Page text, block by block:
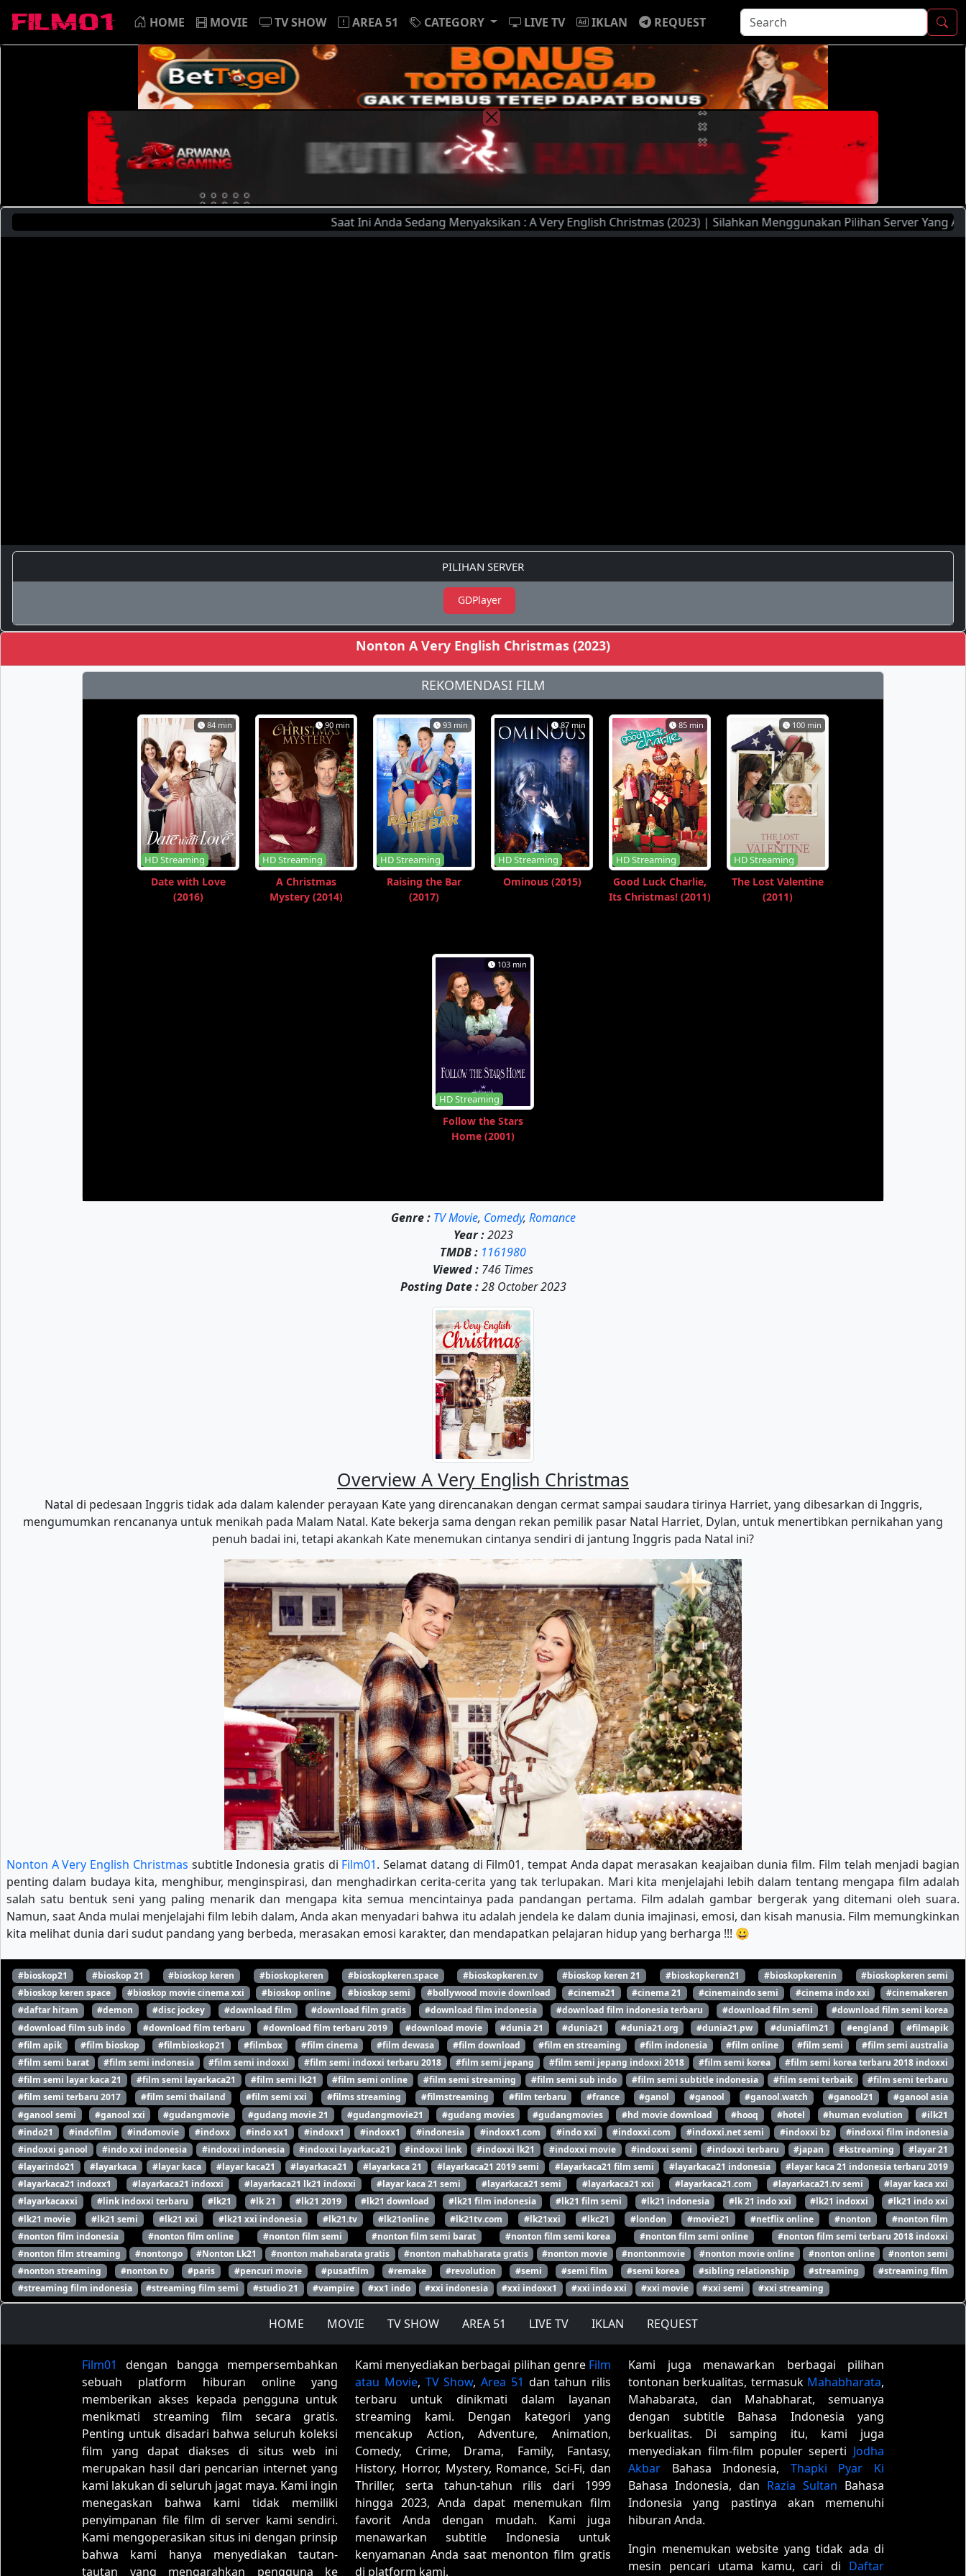
HOME MOVIE TV SHOW AREA 51 CATEGORY LIVE TV IKLAN REQUEST
Saat Ini Anda Sedang Menyaksikan : A Very English Christmas (2023) | Silahkan Menggunakan Pilihan Server Yang Ada (
PILIHAN SERVER
GDPlayer
Nonton A Very English Christmas (2023)
REKOMENDASI FILM
84 min
HD Streaming
Date with Love
(2016)
90 min
HD Streaming
A Christmas
Mystery (2014)
93 min
HD Streaming
Raising the Bar
(2017)
87 min
HD Streaming
Ominous (2015)
85 min
HD Streaming
Good Luck Charlie,
Its Christmas! (2011)
100 min
HD Streaming
The Lost Valentine
(2011)
103 min
HD Streaming
Follow the Stars
Home (2001)
Genre : TV Movie, Comedy, Romance
Year :2023
TMDB : 1161980
Viewed : 746 Times
Posting Date :28 October 2023
Overview A Very English Christmas
Natal di pedesaan Inggris tidak ada dalam kalender perayaan Kate yang direncanakan dengan cermat sampai saudara tirinya Harriet, yang dibesarkan di Inggris,
mengumumkan rencananya untuk menikah pada Malam Natal. Kate bekerja sama dengan rekan pemilik pasar Natal Harriet, Dylan, untuk menertibkan pernikahan yang
penuh badai ini, tetapi akankah Kate menemukan cintanya sendiri di jantung Inggris pada Natal ini?
Nonton A Very English Christmas subtitle Indonesia gratis di Film01. Selamat datang di Film01, tempat Anda dapat merasakan keajaiban dunia film. Film telah menjadi bagian
penting dalam budaya kita, menghibur, menginspirasi, dan menghadirkan cerita-cerita yang tak terlupakan. Mari kita menjelajahi lebih dalam tentang mengapa film adalah
salah satu bentuk seni yang paling menarik dan mengapa kita semua mencintainya pada pandangan pertama. Film adalah gambar bergerak yang ditemani oleh suara.
Namun, saat Anda mulai menjelajahi film lebih dalam, Anda akan menyadari bahwa itu adalah jendela ke dalam dunia imajinasi, emosi, dan kisah manusia. Film memungkinkan
kita melihat dunia dari sudut pandang yang berbeda, merasakan emosi karakter, dan mendapatkan pelajaran hidup yang berharga !!! 😀
#bioskop21 #bioskop 21 #bioskop keren #bioskopkeren #bioskopkeren.space #bioskopkeren.tv #bioskop keren 21 #bioskopkeren21 #bioskopkerenin
#bioskopkeren semi
#bioskop keren space
#bioskop movie cinema xxi #bioskop online #bioskop semi #bollywood movie download #cinema21 #cinema 21 #cinemaindo semi #cinema indo xxi
#cinemakeren
#daftar hitam
#demon #disc jockey #download film #download film gratis #download film indonesia #download film indonesia terbaru #download film semi
#download film semi korea
#download film sub indo
#download film terbaru #download film terbaru 2019 #download movie #dunia 21 #dunia21 #dunia21.org #dunia21.pw #duniafilm21 #england
#filmapik
#film apik
#film bioskop #filmbioskop21 #filmbox #film cinema #film dewasa #film download #film en streaming #film indonesia #film online #film semi
#film semi australia
#film semi barat
#film semi indonesia #film semi indoxxi #film semi indoxxi terbaru 2018 #film semi jepang #film semi jepang indoxxi 2018 #film semi korea
#film semi korea terbaru 2018 indoxxi
#film semi layar kaca 21
#film semi layarkaca21 #film semi lk21 #film semi online #film semi streaming #film semi sub indo #film semi subtitle indonesia #film semi terbaik
#film semi terbaru
#film semi terbaru 2017
#film semi thailand #film semi xxi #films streaming #filmstreaming #film terbaru #france #ganol #ganool #ganool.watch #ganool21
#ganool asia
#ganool semi
#ganool xxi #gudangmovie #gudang movie 21 #gudangmovie21 #gudang movies #gudangmovies #hd movie download #hooq #hotel #human evolution
#ilk21
#indo21
#indofilm #indomovie #indoxx #indo xx1 #indoxx1 #indoxx1 #indonesia #indoxx1.com #indo xxi #indoxxi.com #indoxxi.net semi #indoxxi bz
#indoxxi film indonesia
#indoxxi ganool
#indo xxi indonesia #indoxxi indonesia #indoxxi layarkaca21 #indoxxi link #indoxxi lk21 #indoxxi movie #indoxxi semi #indoxxi terbaru #japan #kstreaming
#layar 21
#layarindo21
#layarkaca #layar kaca #layar kaca21 #layarkaca21 #layarkaca 21 #layarkaca21 2019 semi #layarkaca21 film semi #layarkaca21 indonesia
#layar kaca 21 indonesia terbaru 2019
#layarkaca21 indoxx1
#layarkaca21 indoxxi #layarkaca21 lk21 indoxxi #layar kaca 21 semi #layarkaca21 semi #layarkaca21 xxi #layarkaca21.com #layarkaca21.tv semi
#layar kaca xxi
#layarkacaxxi
#link indoxxi terbaru #lk21 #lk 21 #lk21 2019 #lk21 download #lk21 film indonesia #lk21 film semi #lk21 indonesia #lk 21 indo xxi #lk21 indoxxi
#lk21 indo xxi
#lk21 movie
#lk21 semi #lk21 xxi #lk21 xxi indonesia #lk21.tv #lk21online #lk21tv.com #lk21xxi #lkc21 #london #movie21 #netflix online #nonton
#nonton film
#nonton film indonesia
#nonton film online #nonton film semi #nonton film semi barat #nonton film semi korea #nonton film semi online
#nonton film semi terbaru 2018 indoxxi
#nonton film streaming
#nontongo #Nonton Lk21 #nonton mahabarata gratis #nonton mahabharata gratis #nonton movie #nontonmovie #nonton movie online #nonton online
#nonton semi
#nonton streaming
#nonton tv #paris #pencuri movie #pusatfilm #remake #revolution #semi #semi film #semi korea #sibling relationship #streaming
#streaming film
#streaming film indonesia
#streaming film semi #studio 21 #vampire #xx1 indo #xxi indonesia #xxi indoxx1 #xxi indo xxi #xxi movie #xxi semi #xxi streaming
HOME MOVIE TV SHOW AREA 51 LIVE TV IKLAN REQUEST
Film01
dengan bangga mempersembahkan
sebuah platform hiburan online yang
memberikan akses kepada pengguna untuk
menikmati streaming film secara gratis.
Penting untuk disadari bahwa seluruh koleksi
film yang dapat diakses di situs web ini
merupakan hasil dari pencarian internet yang
kami lakukan di seluruh jagat maya. Kami ingin
menegaskan bahwa kami tidak memiliki
penyimpanan file film di server kami sendiri.
Kami mengoperasikan situs ini dengan prinsip
bahwa kami hanya menyediakan tautan-
tautan yang mengarahkan pengguna ke
Kami menyediakan berbagai pilihan genre Film
atau Movie, TV Show, Area 51 dan tahun rilis
terbaru untuk dinikmati dalam layanan
streaming kami. Dengan kategori yang
mencakup Action, Adventure, Animation,
Comedy, Crime, Drama, Family, Fantasy,
History, Horror, Mystery, Romance, Sci-Fi, dan
Thriller, serta tahun-tahun rilis dari 1999
hingga 2023, Anda dapat menemukan film
favorit Anda dengan mudah. Kami juga
menawarkan subtitle Indonesia untuk
kenyamanan Anda saat menonton film gratis
di platform kami.
Kami juga menawarkan berbagai pilihan
tontonan berkualitas, termasuk Mahabharata,
Mahabarata, dan Mahabharat, semuanya
dengan subtitle Bahasa Indonesia yang
berkualitas. Di samping itu, kami juga
menyediakan film-film populer seperti Jodha
Akbar Bahasa Indonesia, Thapki Pyar Ki
Bahasa Indonesia, dan Razia Sultan Bahasa
Indonesia yang pastinya akan memenuhi
hiburan Anda.
Ingin menemukan website yang tidak ada di
mesin pencari utama kamu, cari di Daftar